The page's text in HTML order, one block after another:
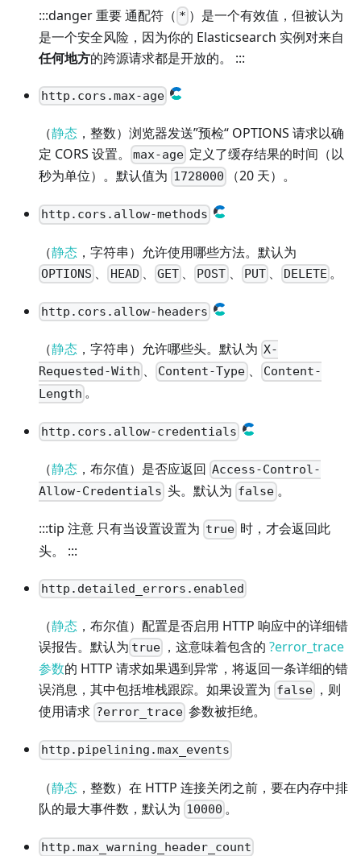
:::danger 重要 通配符（ * ）是一个有效值，但被认为
是一个安全风险，因为你的 Elasticsearch 实例对来自
任何地方的跨源请求都是开放的。 :::
http.cors.max-age
（静态 ，整数）浏览器发送”预检“ OPTIONS 请求以确
定 CORS 设置。
max-age 定义了缓存结果的时间（以
秒为单位）。默认值为 1728000 （20 天）。
http.cors.allow-methods
（静态 ，字符串）允许使用哪些方法。默认为
OPTIONS 、 HEAD 、 GET 、 POST、 PUT、 DELETE 。
http.cors.allow-headers
（静态 ，字符串）允许哪些头。默认为 X-
Requested-With 、 Content-Type、
Content-
Length 。
http.cors.allow-credentials
（静态 ，布尔值）是否应返回 Access-Control-
Allow-Credentials 头。默认为 false。
:::tip 注意 只有当设置设置为 true 时，才会返回此
头。 :::
http.detailed_errors.enabled
（静态 ，布尔值）配置是否启用 HTTP 响应中的详细错
误报告。默认为 true ，这意味着包含的?error_trace
参数的 HTTP 请求如果遇到异常，将返回一条详细的错
误消息，其中包括堆栈跟踪。如果设置为 false ，则
使用请求 ?error_trace 参数被拒绝。
http.pipelining.max_events
（静态 ，整数）在 HTTP 连接关闭之前，要在内存中排
队的最大事件数，默认为 10000 。
http.max_warning_header_count